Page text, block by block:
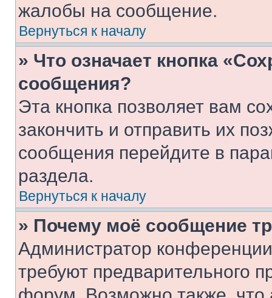
жалобы на сообщение.
Вернуться к началу
» Что означает кнопка
сообщения?
Эта кнопка позволяет вам
закончить и отправить их
сообщения перейдите в
раздела.
Вернуться к началу
» Почему моё сообщение
Администратор
требуют предварительного